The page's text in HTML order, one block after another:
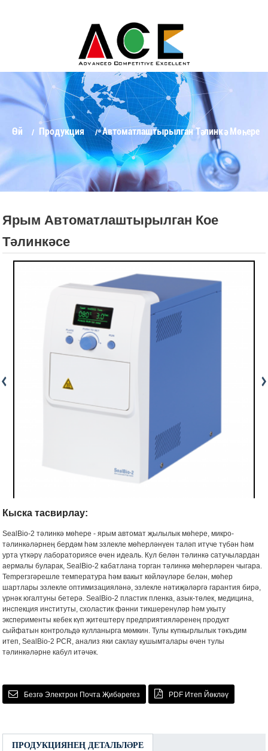
Өй Продукция Автоматлаштырылган Тәлинкә Мөһере
Ярым Автоматлаштырылган Кое
Тәлинкәсе
Кыска тасвирлау:
SealBio-2 тәлинкә мөһере - ярым автомат җылылык мөһере, микро-
тәлинкәләрнең бердәм һәм эзлекле мөһерләнүен таләп итүче түбән һәм
урта үткәрү лабораториясе өчен идеаль. Кул белән тәлинкә сатучылардан
аермалы буларак, SealBio-2 кабатлана торган тәлинкә мөһерләрен чыгара.
Temperзгәрешле температура һәм вакыт көйләүләре белән, мөһер
шартлары эзлекле оптимизацияләнә, эзлекле нәтиҗәләргә гарантия бирә,
үрнәк югалтуны бетерә. SealBio-2 пластик пленка, азык-төлек, медицина,
инспекция институты, схоластик фәнни тикшеренүләр һәм укыту
эксперименты кебек күп җитештерү предприятияләренең продукт
сыйфатын контрольдә кулланырга мөмкин. Тулы күпкырлылык тәкъдим
итеп, SealBio-2 PCR, анализ яки саклау кушымталары өчен тулы
тәлинкәләрне кабул итәчәк.
Безгә Электрон Почта Җибәрегез PDF Итеп Йөкләү
ПРОДУКЦИЯНЕҢ ДЕТАЛЬЛӘРЕ